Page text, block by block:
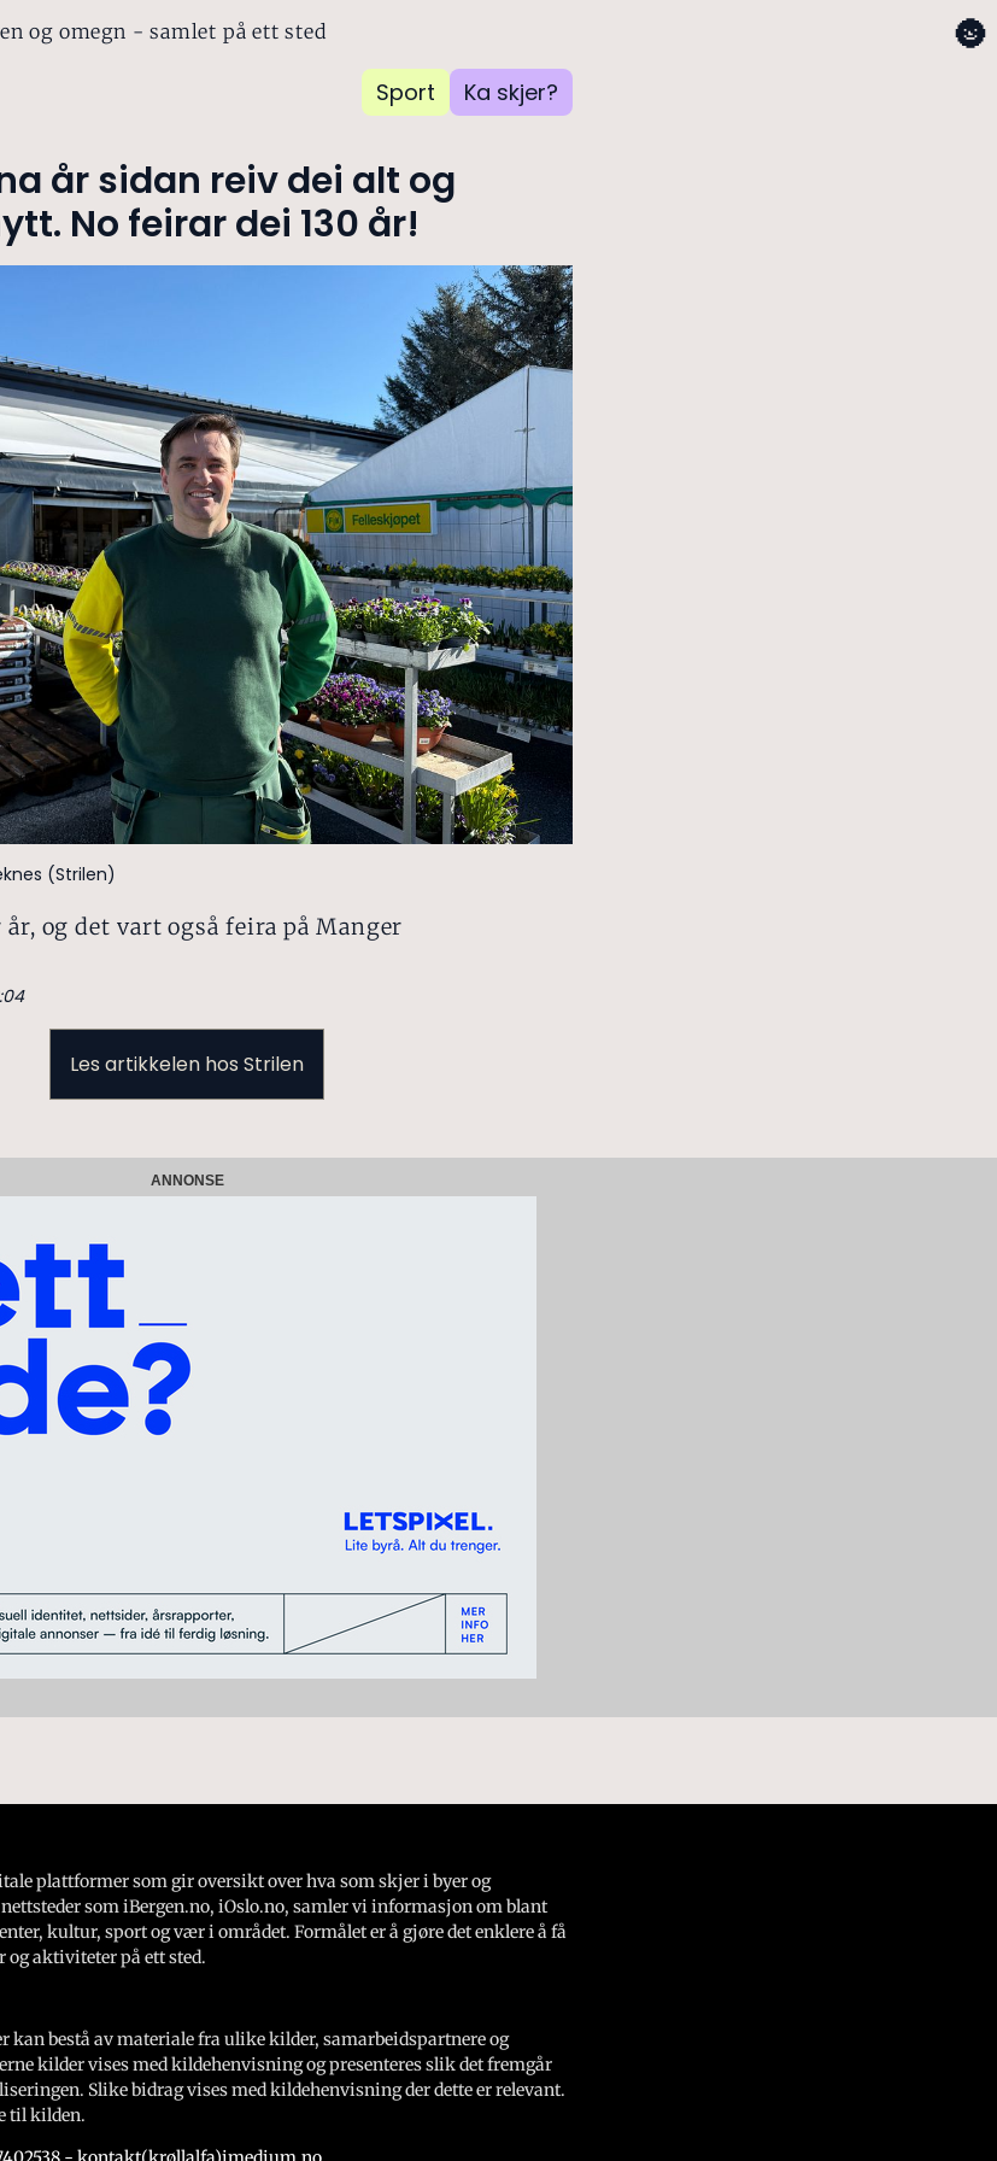
og omegn - samlet på ett sted
Sport Ka skjer?
🌚
år sidan reiv dei alt og
No feirar dei 130 år!
(Strilen)
og det vart også feira på Manger
Les artikkelen hos Strilen
ANNONSE
plattformer som gir oversikt over hva som skjer i byer og
som iBergen.no, iOslo.no, samler vi informasjon om blant
kultur, sport og vær i området. Formålet er å gjøre det enklere å få
og aktiviteter på ett sted.
kan bestå av materiale fra ulike kilder, samarbeidspartnere og
kilder vises med kildehenvisning og presenteres slik det fremgår
Slike bidrag vises med kildehenvisning der dette er relevant.
til kilden.